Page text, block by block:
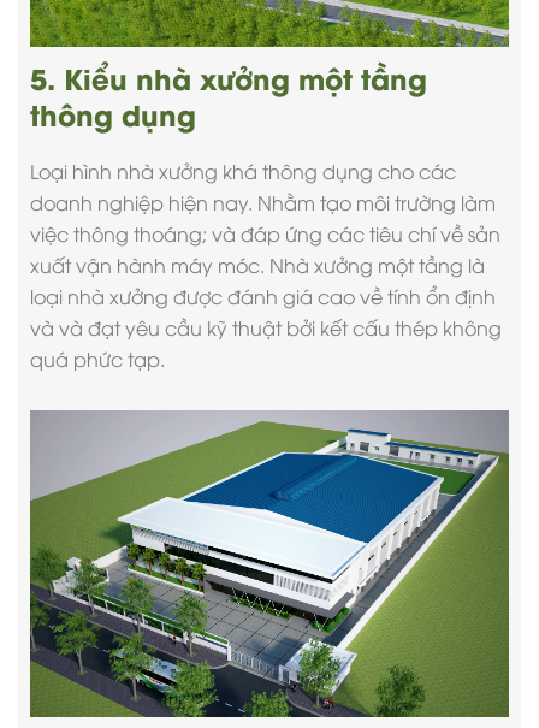
5. Kiểu nhà xưởng một tầng
thông dụng
Loại hình nhà xưởng khá thông dụng cho các
doanh nghiệp hiện nay. Nhằm tạo môi trường làm
việc thông thoáng; và đáp ứng các tiêu chí về sản
xuất vận hành máy móc. Nhà xưởng một tầng là
loại nhà xưởng được đánh giá cao về tính ổn định
và và đạt yêu cầu kỹ thuật bởi kết cấu thép không
quá phức tạp.